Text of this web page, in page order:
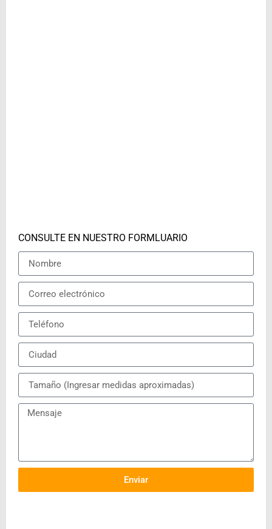
CONSULTE EN NUESTRO FORMLUARIO
Enviar